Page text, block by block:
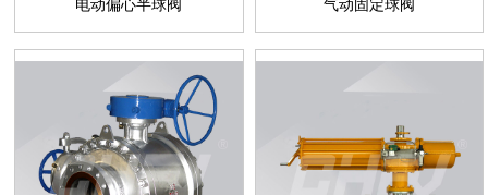
电动偏心半球阀 气动固定球阀